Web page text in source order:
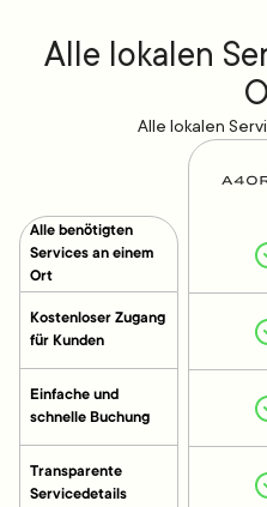
Alle lokalen
Alle lokalen
Alle benötigten
Services an einem
Ort
Kostenloser Zugang
für Kunden
Einfache und
schnelle Buchung
Transparente
Servicedetails